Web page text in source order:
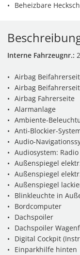
Beheizbare
Interne Fahrzeugnr.:
Airbag
Airbag
Airbag Fahrerseite
Alarmanlage
Ambiente-
Anti-Blockier-
Audio-
Audiosystem: Radio
Außenspiegel
Außenspiegel
Außenspiegel
Blinkleuchte in
Bordcomputer
Dachspoiler
Dachspoiler
Digital Cockpit
Einparkhilfe hinten